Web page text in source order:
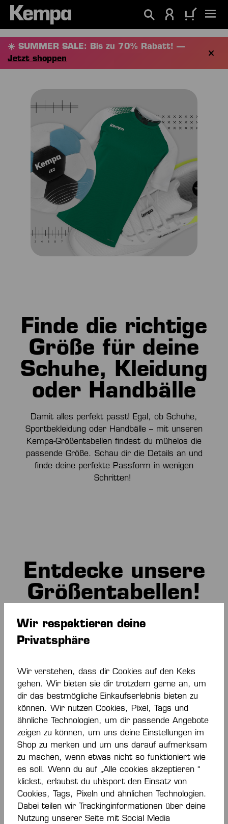
springen
☀️ SUMMER SALE: Bis zu 70% Rabatt! —
Jetzt shoppen
Finde die richtige
Größe für deine
Schuhe, Kleidung
oder Handbälle
Damit alles perfekt passt! Egal, ob Schuhe,
Sportbekleidung oder Handbälle – mit unseren
Kempa-Größentabellen findest du mühelos die
passende Größe. Schau dir die Details an und
finde deine perfekte Passform in wenigen
Schritten!
Entdecke unsere
Größentabellen!
SCHUHE
Wir respektieren deine
Privatsphäre
Wir verstehen, dass dir Cookies auf den Keks
gehen. Wir bieten sie dir trotzdem gerne an, um
dir das bestmögliche Einkaufserlebnis bieten zu
können. Wir nutzen Cookies, Pixel, Tags und
ähnliche Technologien, um dir passende Angebote
zeigen zu können, um uns deine Einstellungen im
Shop zu merken und um uns darauf aufmerksam
zu machen, wenn etwas nicht so funktioniert wie
es soll. Wenn du auf „Alle cookies akzeptieren “
klickst, erlaubst du uhlsport den Einsatz von
Cookies, Tags, Pixeln und ähnlichen Technologien.
Dabei teilen wir Trackinginformationen über deine
Nutzung unserer Seite mit Social Media